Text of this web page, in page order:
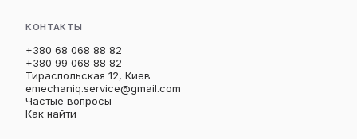
КОНТАКТЫ
+380 68 068 88 82
+380 99 068 88 82
Тираспольская 12, Киев
emechaniq.service@gmail.com
Частые вопросы
Как найти